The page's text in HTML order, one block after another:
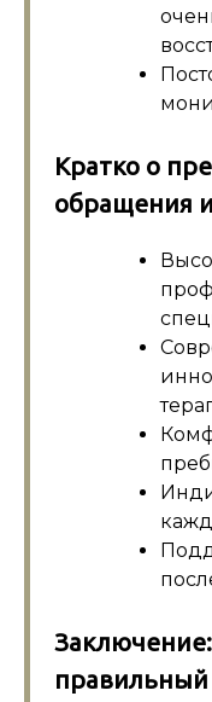
Кратко о
обращения